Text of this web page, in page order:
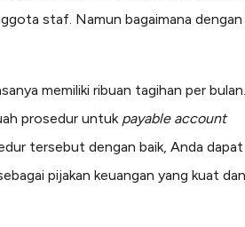
staf. Namun bagaimana dengan
memiliki ribuan tagihan per
prosedur untuk payable account
tersebut dengan baik, Anda dapat
pijakan keuangan yang kuat